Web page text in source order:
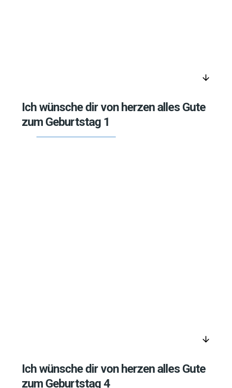
arrow_downward
Ich wünsche dir von herzen alles Gute
zum Geburtstag 1
arrow_downward
Ich wünsche dir von herzen alles Gute
zum Geburtstag 4